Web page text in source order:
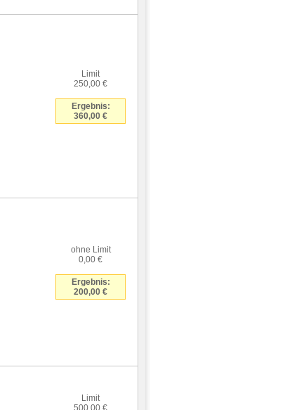
Limit
250,00 €
Ergebnis:
360,00 €
ohne Limit
0,00 €
Ergebnis:
200,00 €
Limit
500,00 €